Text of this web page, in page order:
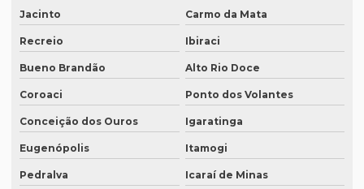
Preço tabela tradução inglês
Preço para tradução
Preço de tradução de árabe
Preço tradução em chinês
Preço tradução francês portugues
Jacinto Carmo da Mata
Recreio Ibiraci
Bueno Brandão Alto Rio Doce
Coroaci Ponto dos Volantes
Conceição dos Ouros Igaratinga
Eugenópolis Itamogi
Pedralva Icaraí de Minas